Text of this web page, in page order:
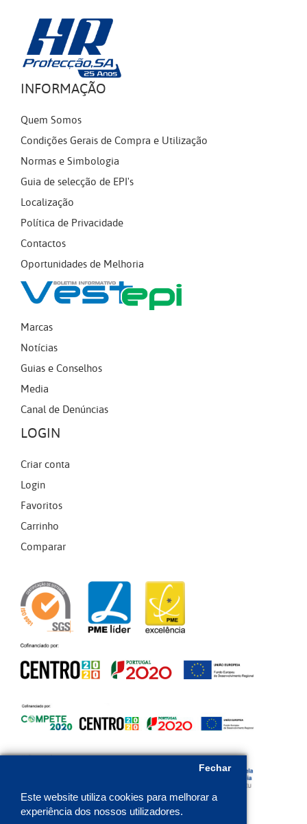
Este website utiliza cookies para melhorar a
experiência dos nossos utilizadores.
Fechar
INFORMAÇÃO
Quem Somos
Condições Gerais de Compra e Utilização
Normas e Simbologia
Guia de selecção de EPI's
Localização
Política de Privacidade
Contactos
Oportunidades de Melhoria
Marcas
Notícias
Guias e Conselhos
Media
Canal de Denúncias
LOGIN
Criar conta
Login
Favoritos
Carrinho
Comparar